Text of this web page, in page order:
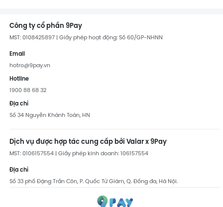
Công ty cổ phần 9Pay
MST: 0108425897 | Giấy phép hoạt động: Số 60/GP-NHNN
Email
hotro@9pay.vn
Hotline
1900 88 68 32
Địa chỉ
Số 34 Nguyễn Khánh Toàn, HN
Dịch vụ được hợp tác cung cấp bởi Valar x 9Pay
MST: 0106157554 | Giấy phép kinh doanh: 106157554
Địa chỉ
Số 33 phố Đặng Trần Côn, P. Quốc Tử Giám, Q. Đống đa, Hà Nội.